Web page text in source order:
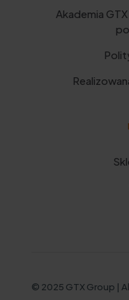
Akademia
© 2025 GTX Group |